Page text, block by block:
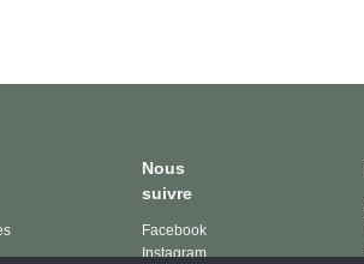
Nous
suivre
Facebook
Instagram